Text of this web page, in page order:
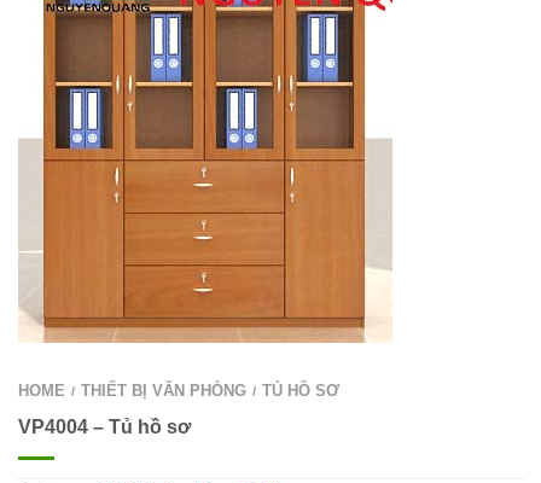
HOME / THIẾT BỊ VĂN PHÒNG / TỦ HỒ SƠ
VP4004 – Tủ hồ sơ